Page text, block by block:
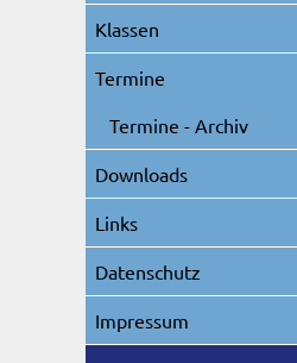
Klassen
Termine
Termine - Archiv
Downloads
Links
Datenschutz
Impressum